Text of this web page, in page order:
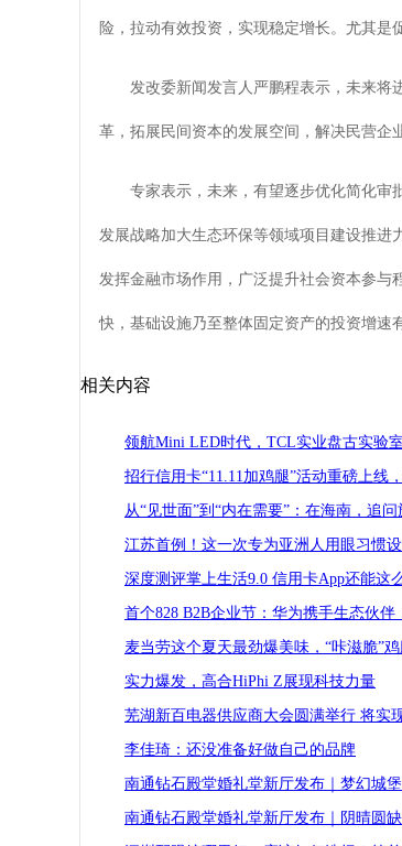
险，拉动有效投资，实现稳定增长。尤其是
发改委新闻发言人严鹏程表示，未来将
革，拓展民间资本的发展空间，解决民营企
专家表示，未来，有望逐步优化简化审
发展战略加大生态环保等领域项目建设推进
发挥金融市场作用，广泛提升社会资本参与
快，基础设施乃至整体固定资产的投资增速
相关内容
领航Mini LED时代，TCL实业盘古实验
招行信用卡“11.11加鸡腿”活动重磅上线
从“见世面”到“内在需要”：在海南，追问
江苏首例！这一次专为亚洲人用眼习惯设
深度测评掌上生活9.0 信用卡App还能这
首个828 B2B企业节：华为携手生态伙
麦当劳这个夏天最劲爆美味，“咔滋脆”
实力爆发，高合HiPhi Z展现科技力量
芜湖新百电器供应商大会圆满举行 将实
李佳琦：还没准备好做自己的品牌
南通钻石殿堂婚礼堂新厅发布｜梦幻城
南通钻石殿堂婚礼堂新厅发布｜阴晴圆